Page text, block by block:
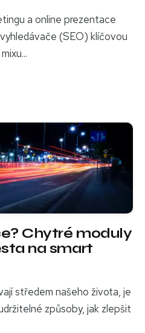
a online prezentace
(SEO) klíčovou
Chytré moduly
na smart
středem našeho života, je
způsoby, jak zlepšit